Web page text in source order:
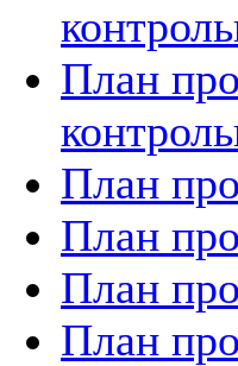
План
План
План
План
План